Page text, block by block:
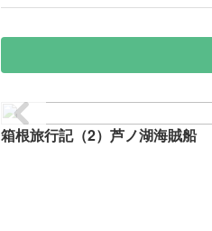
箱根旅行記（2）芦ノ湖海賊船